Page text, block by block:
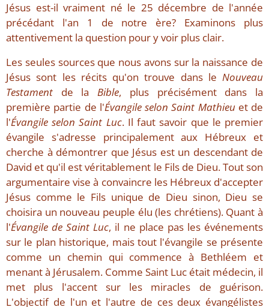
Jésus est-il vraiment né le 25 décembre de l'année
précédant l'an 1 de notre ère? Examinons plus
attentivement la question pour y voir plus clair.
Les seules sources que nous avons sur la naissance de
Jésus sont les récits qu'on trouve dans le Nouveau
Testament de laBible, plus précisément dans la
première partie de l'Évangile selon Saint Mathieuet de
l'Évangile selon Saint Luc. Il faut savoir que le premier
évangile s'adresse principalement aux Hébreux et
cherche à démontrer que Jésus est un descendant de
David et qu'il est véritablement le Fils de Dieu. Tout son
argumentaire vise à convaincre les Hébreux d'accepter
Jésus comme le Fils unique de Dieu sinon, Dieu se
choisira un nouveau peuple élu (les chrétiens). Quant à
l'Évangile de Saint Luc, il ne place pas les événements
sur le plan historique, mais tout l'évangile se présente
comme un chemin qui commence à Bethléem et
menant à Jérusalem. Comme Saint Luc était médecin, il
met plus l'accent sur les miracles de guérison.
L'objectif de l'un et l'autre de ces deux évangélistes